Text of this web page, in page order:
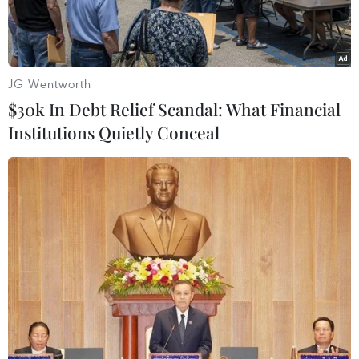
kiều bào.
Chủ tịch nước Nguyễn Xuân Phúc đọc diễn văn chúc Tết Nhâm
Dần. (Ảnh: Lâm Khánh/TTXVN)
Tối 22/1, tại Nhà hát Lớn (Hà Nội), Ủy ban Nhà
nước về người Việt Nam ở nước ngoài (Bộ Ngoại
JG Wentworth
$30k In Debt Relief Scandal: What Financial
Institutions Quietly Conceal